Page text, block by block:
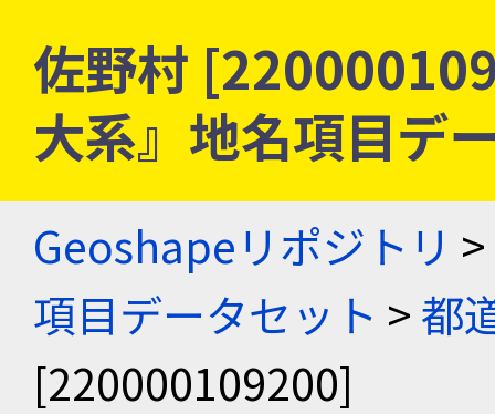
佐野村
大系』地名項目デ
Geoshapeリポジトリ >
項目データセット >都
[220000109200]